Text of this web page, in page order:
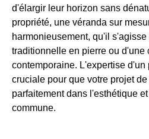
d'élargir leur horizon sans
propriété, une véranda sur
harmonieusement, qu'il
traditionnelle en pierre ou d'une
contemporaine. L'expertise
cruciale pour que votre projet
parfaitement dans l'esthétique
commune.